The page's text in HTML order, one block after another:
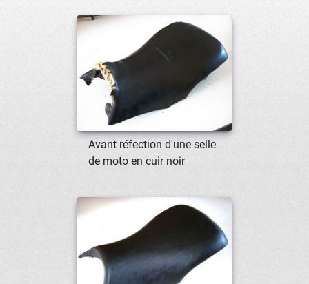
Avant réfection d'une selle
de moto en cuir noir